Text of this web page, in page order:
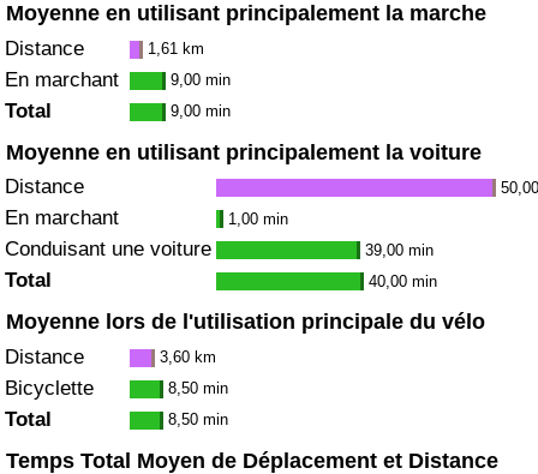
Moyenne en utilisant principalement la marche
Distance 1,61 km
En marchant 9,00 min
Total 9,00 min
Moyenne en utilisant principalement la voiture
Distance
En marchant 1,00 min
Conduisant une voiture 39,00 min
Total 40,00 min
Moyenne lors de l'utilisation principale du vélo
Distance 3,60 km
Bicyclette 8,50 min
Total 8,50 min
Temps Total Moyen de Déplacement et Distance
Indice de Trafic par Pays